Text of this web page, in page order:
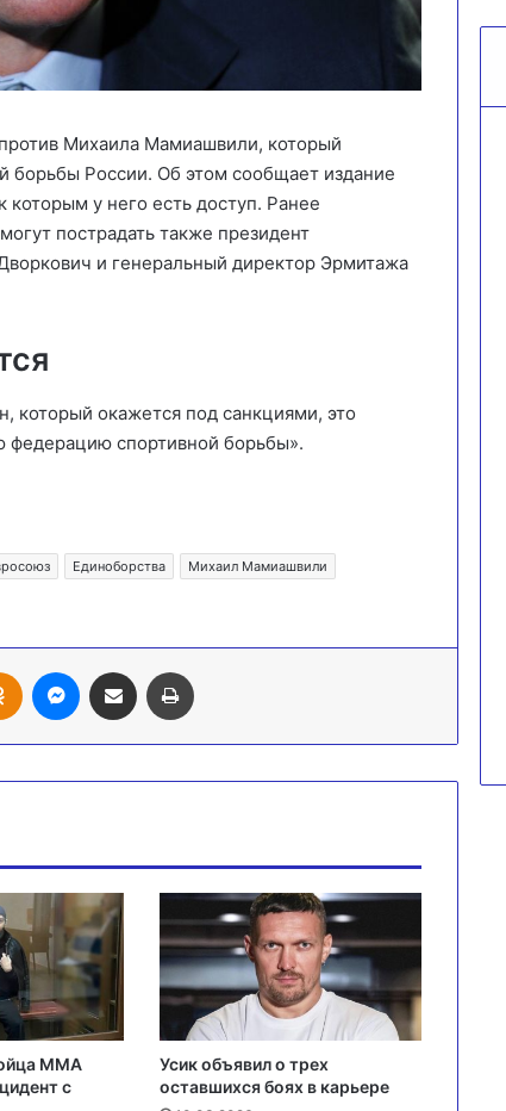
Михаила Мамиашвили, который
борьбы России. Об этом сообщает издание
которым у него есть доступ. Ранее
пострадать также президент
и генеральный директор Эрмитажа
который окажется под санкциями, это
спортивной борьбы».
Единоборства
Михаил Мамиашвили
Одноклассники
MessengerПоделиться через электронную почту
ММА
с
Усик объявил о трех
оставшихся боях в карьере